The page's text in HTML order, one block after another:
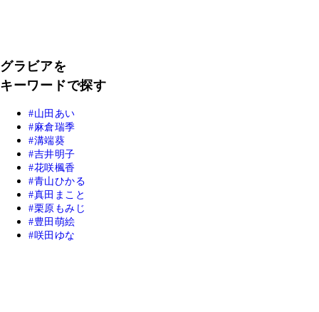
グラビアを
キーワードで探す
山田あい
麻倉瑞季
溝端葵
吉井明子
花咲楓香
青山ひかる
真田まこと
栗原もみじ
豊田萌絵
咲田ゆな